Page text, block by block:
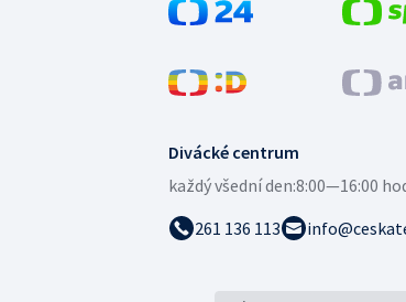
Divácké centrum
každý všední den:8:00—16:00
261 136 113